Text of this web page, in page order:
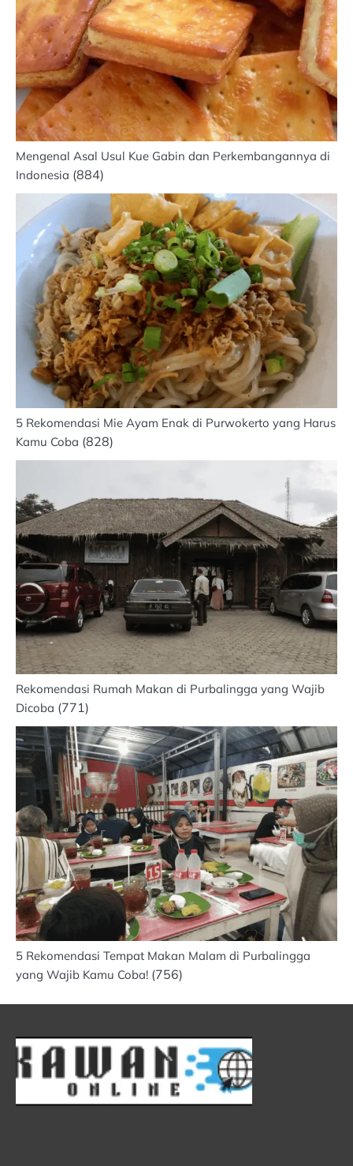
Mengenal Asal Usul Kue Gabin dan Perkembangannya di
Indonesia (884)
5 Rekomendasi Mie Ayam Enak di Purwokerto yang Harus
Kamu Coba (828)
Rekomendasi Rumah Makan di Purbalingga yang Wajib
Dicoba (771)
5 Rekomendasi Tempat Makan Malam di Purbalingga
yang Wajib Kamu Coba! (756)